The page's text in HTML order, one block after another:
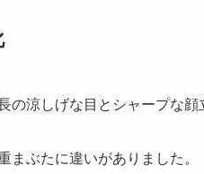
の涼しげな目とシャープな顔
まぶたに違いがありました。